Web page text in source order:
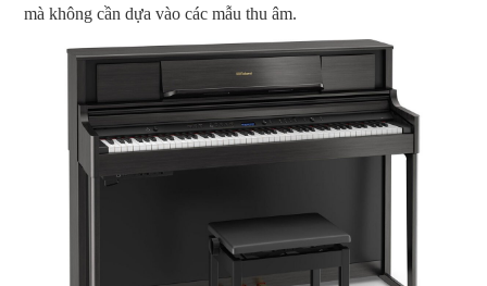
mà không cần dựa vào các mẫu thu âm.